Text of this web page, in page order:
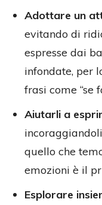
Adottare un
evitando di
espresse dai
infondate, per
frasi come “se
Aiutarli a
quello che
emozioni è il
Esplorare